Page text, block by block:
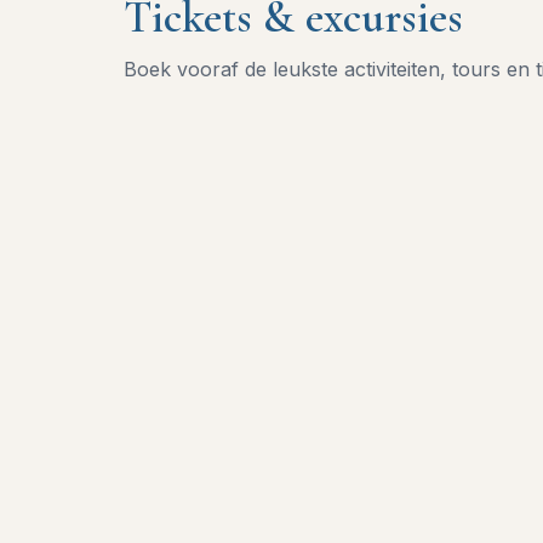
Tickets & excursies
Boek vooraf de leukste activiteiten, tours en